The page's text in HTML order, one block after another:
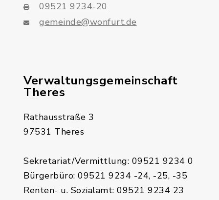
09521 9234-20
gemeinde@wonfurt.de
Verwaltungsgemeinschaft
Theres
Rathausstraße 3
97531 Theres
Sekretariat/Vermittlung: 09521 9234 0
Bürgerbüro: 09521 9234 -24, -25, -35
Renten- u. Sozialamt: 09521 9234 23